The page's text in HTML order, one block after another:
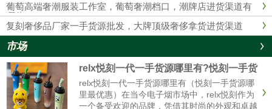
葡萄高端奢潮服装工作室，葡萄奢潮档口，潮牌店进货渠道有
哪些？
复刻奢侈品厂家一手货源批发，大牌顶级奢侈拿货进货渠道
市场
relx悦刻一代一手货源哪里有?悦刻一手货
源哪里最优惠
relx悦刻一代一手货源哪里有（悦刻一手货源哪
里最优惠）在当今电子烟市场中，relx悦刻作为
一个备受欢迎的品牌，凭借其时尚的外观和卓越